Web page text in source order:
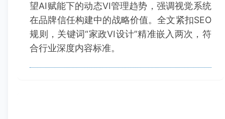
望AI赋能下的动态VI管理趋势，强调视觉系统
在品牌信任构建中的战略价值。全文紧扣SEO
规则，关键词“家政VI设计”精准嵌入两次，符
合行业深度内容标准。